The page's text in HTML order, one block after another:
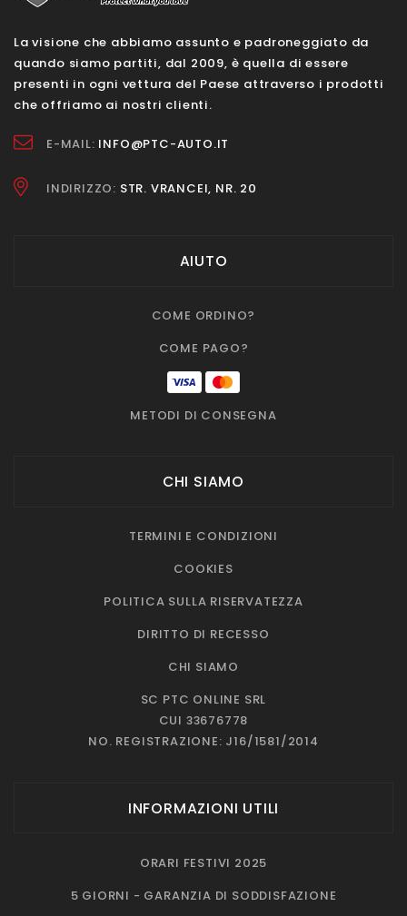
La visione che abbiamo assunto e padroneggiato da
quando siamo partiti, dal 2009, è quella di essere
presenti in ogni vettura del Paese attraverso i prodotti
che offriamo ai nostri clienti.
E-MAIL: INFO@PTC-AUTO.IT
INDIRIZZO: STR. VRANCEI, NR. 20
AIUTO
COME ORDINO?
COME PAGO?
METODI DI CONSEGNA
CHI SIAMO
TERMINI E CONDIZIONI
COOKIES
POLITICA SULLA RISERVATEZZA
DIRITTO DI RECESSO
CHI SIAMO
SC PTC ONLINE SRL
CUI 33676778
NO. REGISTRAZIONE: J16/1581/2014
INFORMAZIONI UTILI
ORARI FESTIVI 2025
5 GIORNI - GARANZIA DI SODDISFAZIONE